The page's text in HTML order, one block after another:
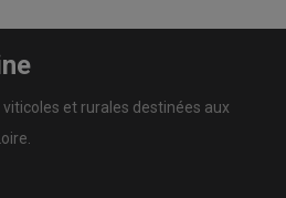
et rurales destinées aux